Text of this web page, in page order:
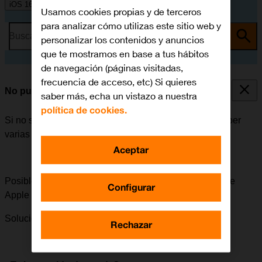
iOS 16.0
Busca por problema o tema
No puedo instalar una app
Si no se puede instalar una app en el móvil, puede haber
varias causas posibles al problema.
Posible causa 3 de 3:
Para poder instalar apps, el ID de
Apple tiene que estar activado en el móvil.
Solución: Cómo activar el ID de Apple en el móvil.
Usamos cookies propias y de terceros
para analizar cómo utilizas este sitio web y
personalizar los contenidos y anuncios
que te mostramos en base a tus hábitos
de navegación (páginas visitadas,
frecuencia de acceso, etc) Si quieres
saber más, echa un vistazo a nuestra
política de cookies.
Configurar
Rechazar
Aceptar